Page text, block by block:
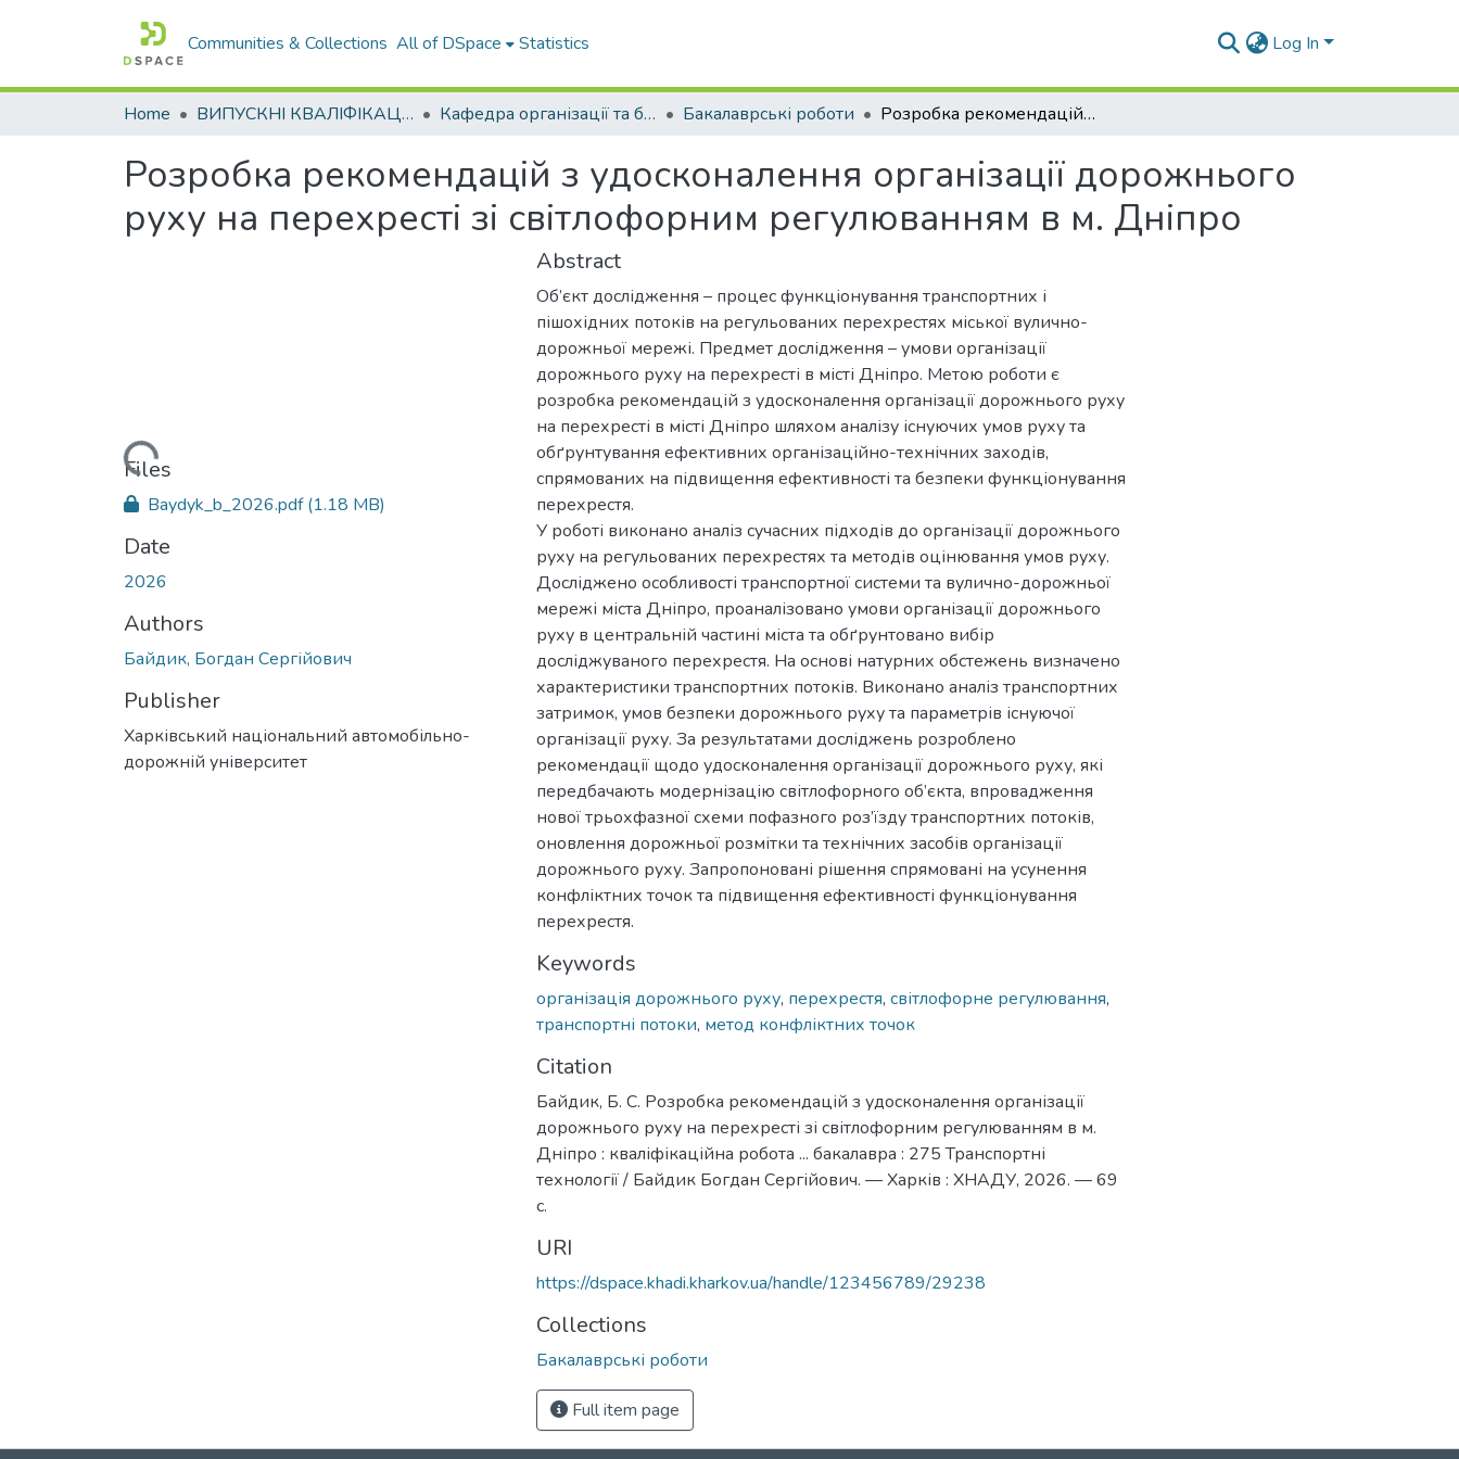
Communities & Collections All of DSpace Statistics Log In
Home ВИПУСКНІ КВАЛІФІКАЦІЙНІ РОБОТИ Кафедра організації та безпеки дорожнього руху Бакалаврські роботи Розробка рекомендацій з удосконалення організації дорожнього руху на перехресті зі світлофорним регулюванням в м. Дніпро
Розробка рекомендацій з удосконалення організації дорожнього
руху на перехресті зі світлофорним регулюванням в м. Дніпро
Loading...
Files
Baydyk_b_2026.pdf(1.18 MB)
Date
2026
Authors
Байдик, Богдан Сергійович
Publisher
Харківський національний автомобільно-
дорожній університет
Abstract
Об’єкт дослідження – процес функціонування транспортних і
пішохідних потоків на регульованих перехрестях міської вулично-
дорожньої мережі. Предмет дослідження – умови організації
дорожнього руху на перехресті в місті Дніпро. Метою роботи є
розробка рекомендацій з удосконалення організації дорожнього руху
на перехресті в місті Дніпро шляхом аналізу існуючих умов руху та
обґрунтування ефективних організаційно-технічних заходів,
спрямованих на підвищення ефективності та безпеки функціонування
перехрестя.
У роботі виконано аналіз сучасних підходів до організації дорожнього
руху на регульованих перехрестях та методів оцінювання умов руху.
Досліджено особливості транспортної системи та вулично-дорожньої
мережі міста Дніпро, проаналізовано умови організації дорожнього
руху в центральній частині міста та обґрунтовано вибір
досліджуваного перехрестя. На основі натурних обстежень визначено
характеристики транспортних потоків. Виконано аналіз транспортних
затримок, умов безпеки дорожнього руху та параметрів існуючої
організації руху. За результатами досліджень розроблено
рекомендації щодо удосконалення організації дорожнього руху, які
передбачають модернізацію світлофорного об’єкта, впровадження
нової трьохфазної схеми пофазного роз’їзду транспортних потоків,
оновлення дорожньої розмітки та технічних засобів організації
дорожнього руху. Запропоновані рішення спрямовані на усунення
конфліктних точок та підвищення ефективності функціонування
перехрестя.
Keywords
організація дорожнього руху, перехрестя, світлофорне регулювання,
транспортні потоки, метод конфліктних точок
Citation
Байдик, Б. С. Розробка рекомендацій з удосконалення організації
дорожнього руху на перехресті зі світлофорним регулюванням в м.
Дніпро : кваліфікаційна робота ... бакалавра : 275 Транспортні
технології / Байдик Богдан Сергійович. — Харків : ХНАДУ, 2026. — 69
с.
URI
https://dspace.khadi.kharkov.ua/handle/123456789/29238
Collections
Бакалаврські роботи
Full item page